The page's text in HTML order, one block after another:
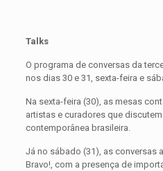
Talks
O programa de conversas da
nos dias 30 e 31, sexta-feira e
Na sexta-feira (30), as mesas
artistas e curadores que
contemporânea brasileira.
Já no sábado (31), as conversas
Bravo!, com a presença de